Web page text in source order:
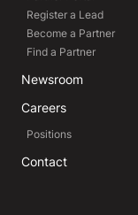
Register a Lead
Become a Partner
Find a Partner
Newsroom
Careers
Positions
Contact